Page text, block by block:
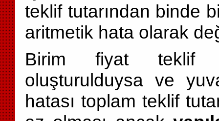
teklif tutarından binde
aritmetik hata olarak
Birim fiyat
oluşturulduysa ve
hatası toplam teklif